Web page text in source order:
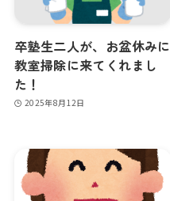
卒塾生二人が、お盆休みに
教室掃除に来てくれまし
た！
2025年8月12日